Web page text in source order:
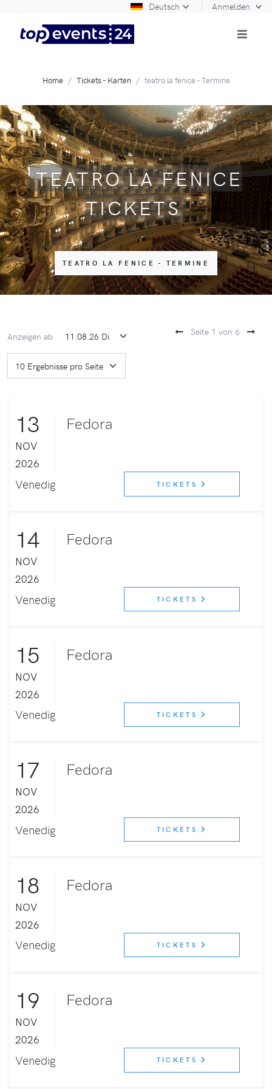
Deutsch Anmelden
Home Tickets - Karten teatro la fenice - Termine
TEATRO LA FENICE
TICKETS
TEATRO LA FENICE - TERMINE
Anzeigen ab Seite 1 von 6
13
NOV
2026
Fedora
Venedig TICKETS
14
NOV
2026
Fedora
Venedig TICKETS
15
NOV
2026
Fedora
Venedig TICKETS
17
NOV
2026
Fedora
Venedig TICKETS
18
NOV
2026
Fedora
Venedig TICKETS
19
NOV
2026
Fedora
Venedig TICKETS